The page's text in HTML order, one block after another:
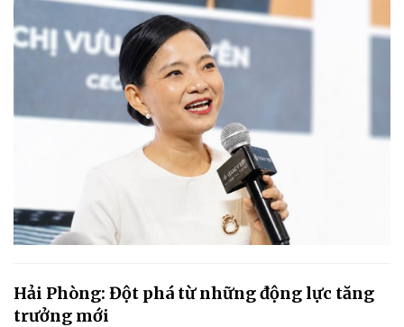
Hải Phòng: Đột phá từ những động lực tăng
trưởng mới